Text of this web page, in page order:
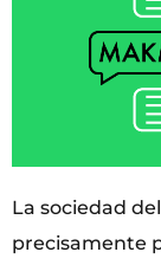
La sociedad
precisamente